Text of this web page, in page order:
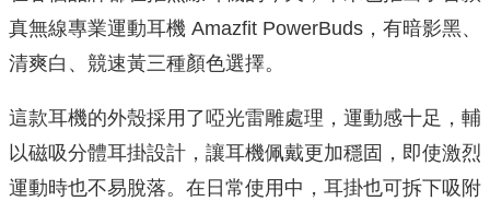
真無線專業運動耳機 Amazfit PowerBuds，有暗影黑、
清爽白、競速黃三種顏色選擇。
這款耳機的外殼採用了啞光雷雕處理，運動感十足，輔
以磁吸分體耳掛設計，讓耳機佩戴更加穩固，即使激烈
運動時也不易脫落。在日常使用中，耳掛也可拆下吸附